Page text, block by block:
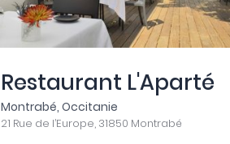
Restaurant L'Aparté
Montrabé, Occitanie
21 Rue de l’Europe, 31850 Montrabé